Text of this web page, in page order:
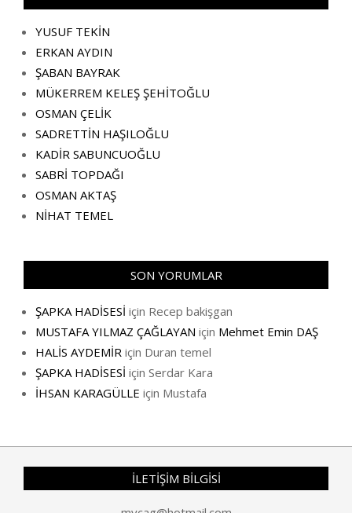
YUSUF TEKİN
ERKAN AYDIN
ŞABAN BAYRAK
MÜKERREM KELEŞ ŞEHİTOĞLU
OSMAN ÇELİK
SADRETTİN HAŞILOĞLU
KADİR SABUNCUOĞLU
SABRİ TOPDAĞI
OSMAN AKTAŞ
NİHAT TEMEL
SON YORUMLAR
ŞAPKA HADİSESİ için Recep bakişgan
MUSTAFA YILMAZ ÇAĞLAYAN için Mehmet Emin DAŞ
HALİS AYDEMİR için Duran temel
ŞAPKA HADİSESİ için Serdar Kara
İHSAN KARAGÜLLE için Mustafa
İLETİŞİM BİLGİSİ